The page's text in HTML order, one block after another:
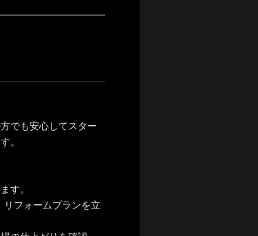
でも安心してスター
。
す。
リフォームプランを立